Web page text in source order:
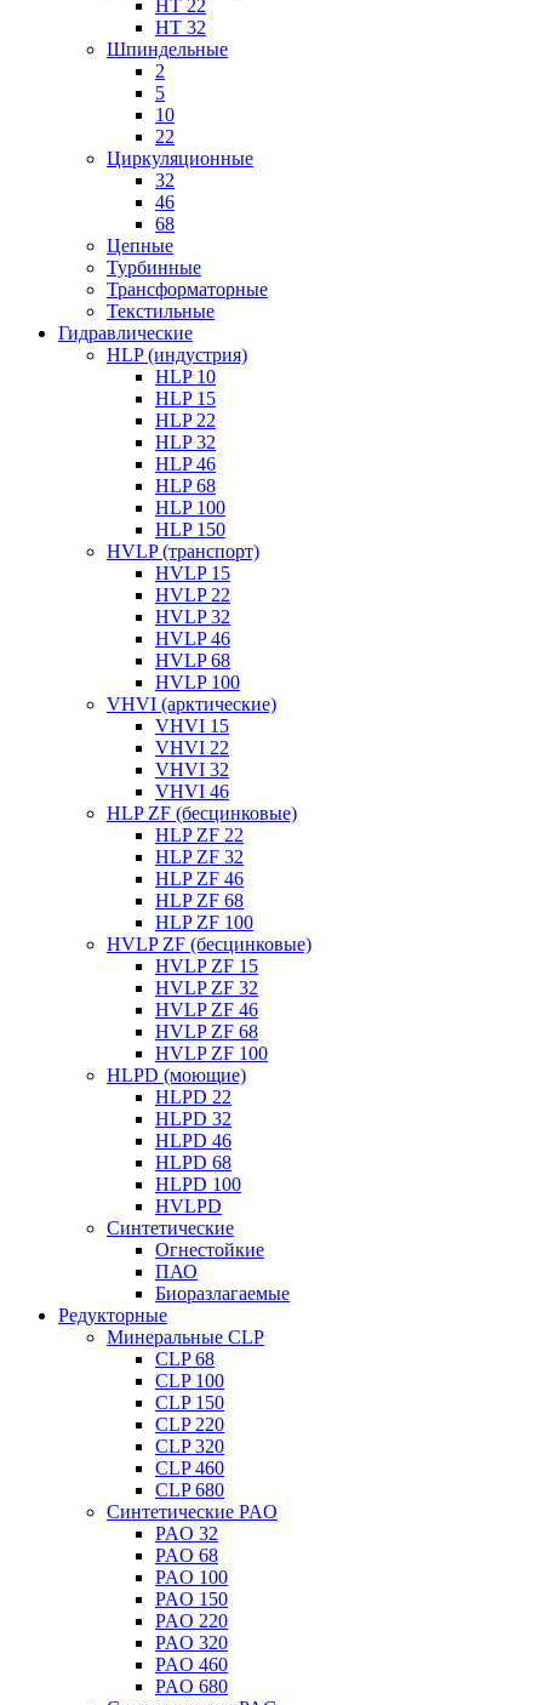
HT 22
HT 32
Шпиндельные
2
5
10
22
Циркуляционные
32
46
68
Цепные
Турбинные
Трансформаторные
Текстильные
Гидравлические
HLP (индустрия)
HLP 10
HLP 15
HLP 22
HLP 32
HLP 46
HLP 68
HLP 100
HLP 150
HVLP (транспорт)
HVLP 15
HVLP 22
HVLP 32
HVLP 46
HVLP 68
HVLP 100
VHVI (арктические)
VHVI 15
VHVI 22
VHVI 32
VHVI 46
HLP ZF (бесцинковые)
HLP ZF 22
HLP ZF 32
HLP ZF 46
HLP ZF 68
HLP ZF 100
HVLP ZF (бесцинковые)
HVLP ZF 15
HVLP ZF 32
HVLP ZF 46
HVLP ZF 68
HVLP ZF 100
HLPD (моющие)
HLPD 22
HLPD 32
HLPD 46
HLPD 68
HLPD 100
HVLPD
Синтетические
Огнестойкие
ПАО
Биоразлагаемые
Редукторные
Минеральные CLP
CLP 68
CLP 100
CLP 150
CLP 220
CLP 320
CLP 460
CLP 680
Синтетические PAO
PAO 32
PAO 68
PAO 100
PAO 150
PAO 220
PAO 320
PAO 460
PAO 680